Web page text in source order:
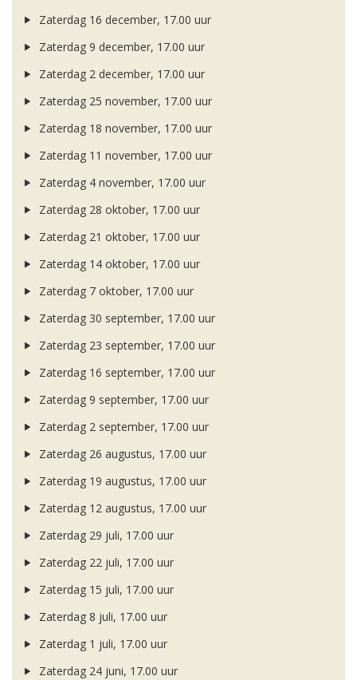
Zaterdag 16 december, 17.00 uur
Zaterdag 9 december, 17.00 uur
Zaterdag 2 december, 17.00 uur
Zaterdag 25 november, 17.00 uur
Zaterdag 18 november, 17.00 uur
Zaterdag 11 november, 17.00 uur
Zaterdag 4 november, 17.00 uur
Zaterdag 28 oktober, 17.00 uur
Zaterdag 21 oktober, 17.00 uur
Zaterdag 14 oktober, 17.00 uur
Zaterdag 7 oktober, 17.00 uur
Zaterdag 30 september, 17.00 uur
Zaterdag 23 september, 17.00 uur
Zaterdag 16 september, 17.00 uur
Zaterdag 9 september, 17.00 uur
Zaterdag 2 september, 17.00 uur
Zaterdag 26 augustus, 17.00 uur
Zaterdag 19 augustus, 17.00 uur
Zaterdag 12 augustus, 17.00 uur
Zaterdag 29 juli, 17.00 uur
Zaterdag 22 juli, 17.00 uur
Zaterdag 15 juli, 17.00 uur
Zaterdag 8 juli, 17.00 uur
Zaterdag 1 juli, 17.00 uur
Zaterdag 24 juni, 17.00 uur